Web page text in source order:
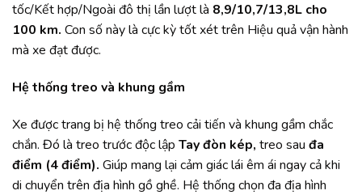
tốc/Kết hợp/Ngoài đô thị lần lượt là 8,9/10,7/13,8L cho
100 km. Con số này là cực kỳ tốt xét trên Hiệu quả vận hành
mà xe đạt được.
Hệ thống treo và khung gầm
Xe được trang bị hệ thống treo cải tiến và khung gầm chắc
chắn. Đó là treo trước độc lập Tay đòn kép, treo sau đa
điểm (4 điểm). Giúp mang lại cảm giác lái êm ái ngay cả khi
di chuyển trên địa hình gồ ghề. Hệ thống chọn đa địa hình